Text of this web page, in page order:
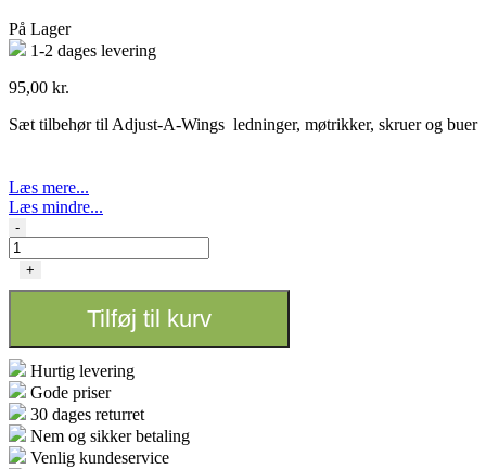
På Lager
1-2 dages levering
95,00 kr.
Sæt tilbehør til Adjust-A-Wings ledninger, møtrikker, skruer og buer
Læs mere...
Læs mindre...
Tilbehørs
sæt
-
til
de
forskellige
modeller)
antal
-
+
Tilføj til kurv
Hurtig levering
Gode priser
30 dages returret
Nem og sikker betaling
Venlig kundeservice